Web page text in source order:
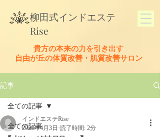
貴方の本来の力を引き出す
​自由が丘の体質改善・肌質改善サロン
​柳田式インドエステ
Rise
記事
全ての記事
全ての記事
インドエステRise
2020年4月3日 読了時間: 2分